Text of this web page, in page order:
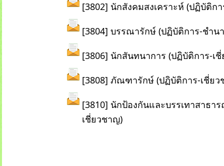
[3802] นักสังคมสงเคราะห์ (ปฏิบัติก
[3804] บรรณารักษ์ (ปฏิบัติการ-ชำน
[3806] นักสันทนาการ (ปฏิบัติการ-เ
[3808] ภัณฑารักษ์ (ปฏิบัติการ-เชี่ยว
[3810] นักป้องกันและบรรเทาสาธา
เชี่ยวชาญ)